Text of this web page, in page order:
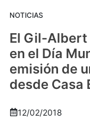
NOTICIAS
El Gil-
en el Día
emisión de
desde Casa
12/02/2018